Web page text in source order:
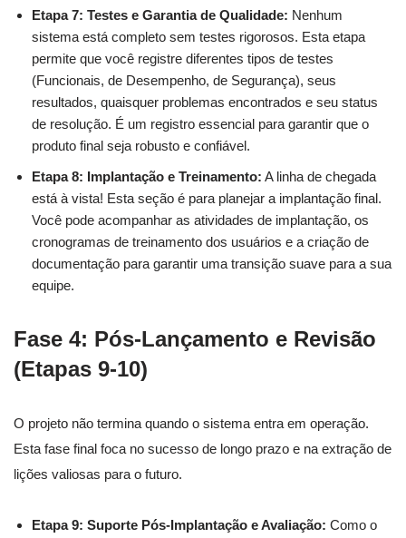
Etapa 7: Testes e Garantia de Qualidade: Nenhum
sistema está completo sem testes rigorosos. Esta etapa
permite que você registre diferentes tipos de testes
(Funcionais, de Desempenho, de Segurança), seus
resultados, quaisquer problemas encontrados e seu status
de resolução. É um registro essencial para garantir que o
produto final seja robusto e confiável.
Etapa 8: Implantação e Treinamento: A linha de chegada
está à vista! Esta seção é para planejar a implantação final.
Você pode acompanhar as atividades de implantação, os
cronogramas de treinamento dos usuários e a criação de
documentação para garantir uma transição suave para a sua
equipe.
Fase 4: Pós-Lançamento e Revisão
(Etapas 9-10)
O projeto não termina quando o sistema entra em operação.
Esta fase final foca no sucesso de longo prazo e na extração de
lições valiosas para o futuro.
Etapa 9: Suporte Pós-Implantação e Avaliação: Como o